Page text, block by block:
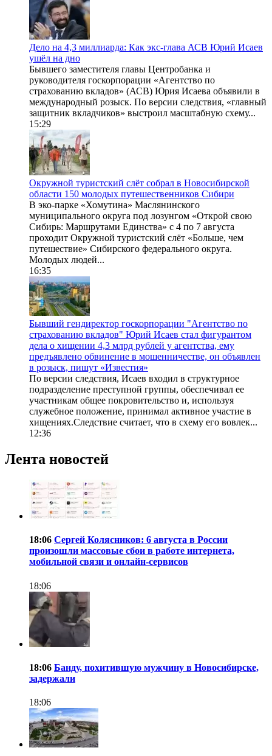
Дело на 4,3 миллиарда: Как экс-глава АСВ Юрий Исаев
ушёл на дно
Бывшего заместителя главы Центробанка и
руководителя госкорпорации «Агентство по
страхованию вкладов» (АСВ) Юрия Исаева объявили в
международный розыск. По версии следствия, «главный
защитник вкладчиков» выстроил масштабную схему...
15:29
Окружной туристский слёт собрал в Новосибирской
области 150 молодых путешественников Сибири
В эко-парке «Хомутина» Маслянинского
муниципального округа под лозунгом «Открой свою
Сибирь: Маршрутами Единства» с 4 по 7 августа
проходит Окружной туристский слёт «Больше, чем
путешествие» Сибирского федерального округа.
Молодых людей...
16:35
Бывший гендиректор госкорпорации "Агентство по
страхованию вкладов" Юрий Исаев стал фигурантом
дела о хищении 4,3 млрд рублей у агентства, ему
предъявлено обвинение в мошенничестве, он объявлен
в розыск, пишут «Известия»
По версии следствия, Исаев входил в структурное
подразделение преступной группы, обеспечивал ее
участникам общее покровительство и, используя
служебное положение, принимал активное участие в
хищениях.Следствие считает, что в схему его вовлек...
12:36
Лента новостей
18:06 Сергей Колясников: 6 августа в России
произошли массовые сбои в работе интернета,
мобильной связи и онлайн-сервисов
18:06
18:06 Банду, похитившую мужчину в Новосибирске,
задержали
18:06